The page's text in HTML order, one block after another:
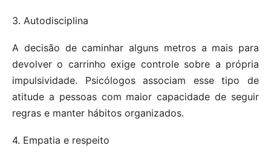
3. Autodisciplina
A decisão de caminhar alguns metros a mais para
devolver o carrinho exige controle sobre a própria
impulsividade. Psicólogos associam esse tipo de
atitude a pessoas com maior capacidade de seguir
regras e manter hábitos organizados.
4. Empatia e respeito